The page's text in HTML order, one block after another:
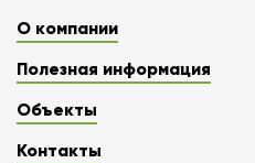
О компании
Полезная информация
Объекты
Контакты